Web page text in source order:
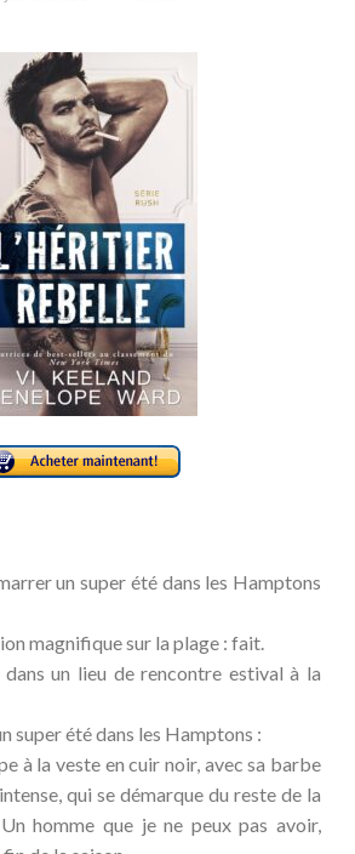
un super été dans les Hamptons
magnifique sur la plage : fait.
un lieu de rencontre estival à la
super été dans les Hamptons :
à la veste en cuir noir, avec sa barbe
qui se démarque du reste de la
homme que je ne peux pas avoir,